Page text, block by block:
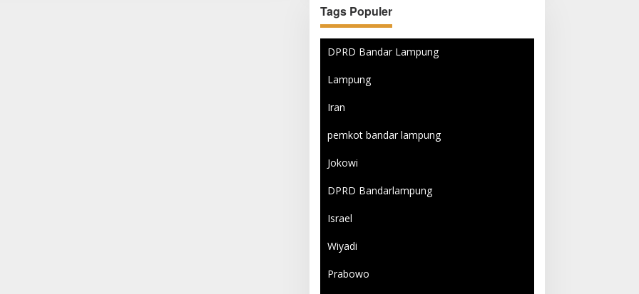
Tags Populer
DPRD Bandar Lampung
Lampung
Iran
pemkot bandar lampung
Jokowi
DPRD Bandarlampung
Israel
Wiyadi
Prabowo